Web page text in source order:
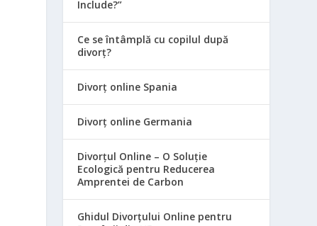
Include?”
Ce se întâmplă cu copilul după
divorț?
Divorț online Spania
Divorț online Germania
Divorțul Online – O Soluție
Ecologică pentru Reducerea
Amprentei de Carbon
Ghidul Divorțului Online pentru